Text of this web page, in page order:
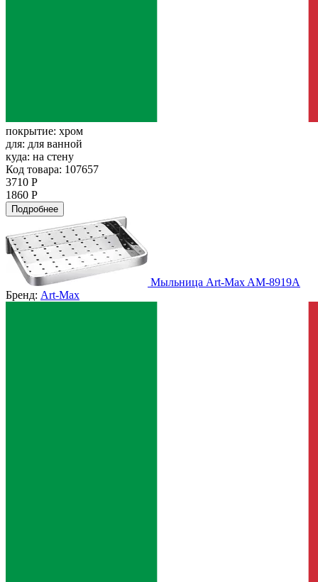
покрытие: хром
для: для ванной
куда: на стену
Код товара: 107657
3710 Р
1860 Р
Подробнее
Мыльница Art-Max AM-8919A
Бренд: Art-Max